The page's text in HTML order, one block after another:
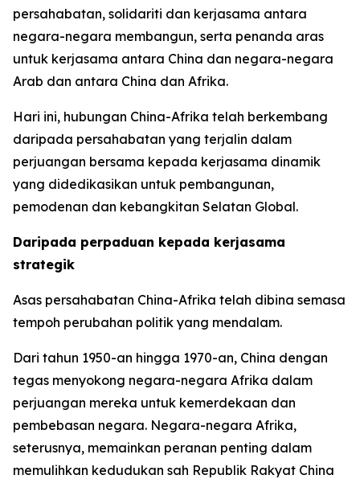
persahabatan, solidariti dan kerjasama antara
negara-negara membangun, serta penanda aras
untuk kerjasama antara China dan negara-negara
Arab dan antara China dan Afrika.
Hari ini, hubungan China-Afrika telah berkembang
daripada persahabatan yang terjalin dalam
perjuangan bersama kepada kerjasama dinamik
yang didedikasikan untuk pembangunan,
pemodenan dan kebangkitan Selatan Global.
Daripada perpaduan kepada kerjasama
strategik
Asas persahabatan China-Afrika telah dibina semasa
tempoh perubahan politik yang mendalam.
Dari tahun 1950-an hingga 1970-an, China dengan
tegas menyokong negara-negara Afrika dalam
perjuangan mereka untuk kemerdekaan dan
pembebasan negara. Negara-negara Afrika,
seterusnya, memainkan peranan penting dalam
memulihkan kedudukan sah Republik Rakyat China